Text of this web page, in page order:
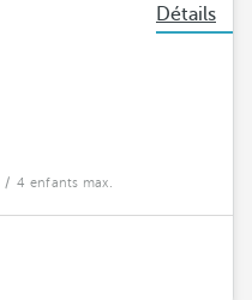
Détails
/ 4 enfants max.